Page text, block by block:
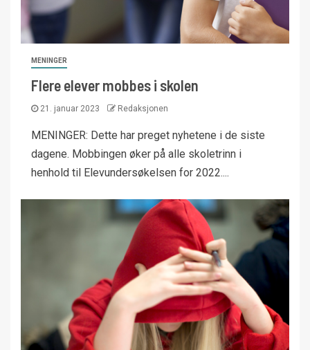
MENINGER
Flere elever mobbes i skolen
21. januar 2023 Redaksjonen
MENINGER: Dette har preget nyhetene i de siste
dagene. Mobbingen øker på alle skoletrinn i
henhold til Elevundersøkelsen for 2022....